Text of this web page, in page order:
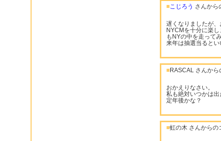
■こじろう さんから
遅くなりましたが
NYCMを十分に楽
もNYの中を走って
来年は抽選当ると
■RASCAL さんから
おかえりなさい。
私も絶対いつかは
定年後かな？
■虹の木 さんからの